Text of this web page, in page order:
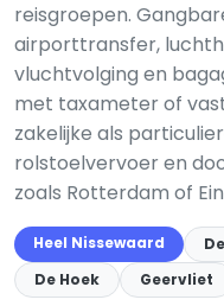
reisgroepen.
airporttransfer,
vluchtvolging en
met taxameter of
zakelijke als
rolstoelvervoer en
zoals Rotterdam of
Heel Nissewaard
De Hoek
Geervliet